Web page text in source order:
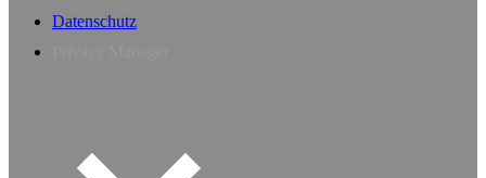
Datenschutz